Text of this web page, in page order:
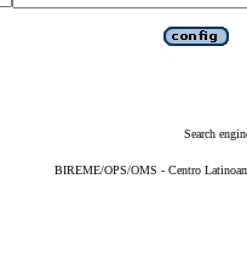
Search
BIREME/OPS/OMS - Centro